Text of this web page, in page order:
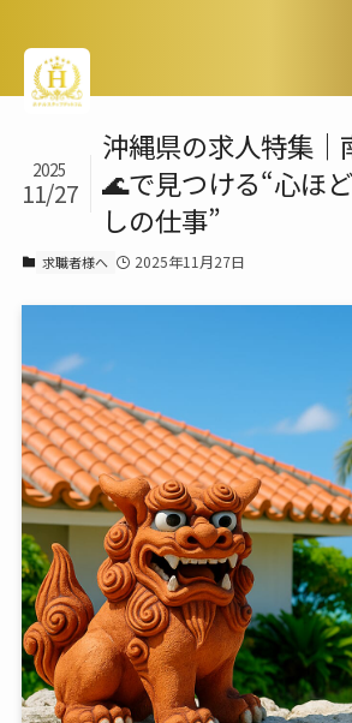
沖縄県の求人特集｜
🌊で見つける“心ほ
しの仕事”
2025
11/27
求職者様へ 2025年11月27日